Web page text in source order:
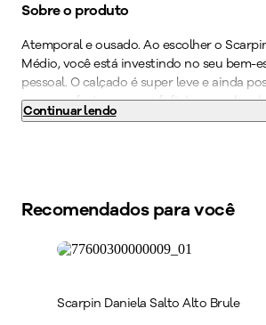
Sobre o produto
Atemporal e ousado. Ao escolher o
Médio, você está investindo no seu bem-
pessoal. O calçado é super leve e ainda
superconforto, espuma fofinha no
superfofinho, palmilha super-estabilidade
Cor:Bege
Altura do Salto:Salto Médio
Ref:110163
Continuar lendo
Recomendados para você
Scarpin Daniela Salto Alto Brule